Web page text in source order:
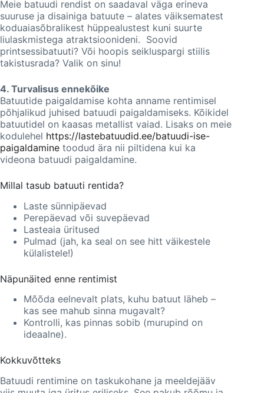
Meie batuudi rendist on saadaval väga erineva
suuruse ja disainiga batuute – alates väiksematest
koduaiasõbralikest hüppealustest kuni suurte
liulaskmistega atraktsioonideni. Soovid
printsessibatuuti? Või hoopis seikluspargi stiilis
takistusrada? Valik on sinu!
4. Turvalisus ennekõike
Batuutide paigaldamise kohta anname rentimisel
põhjalikud juhised batuudi paigaldamiseks. Kõikidel
batuutidel on kaasas metallist vaiad. Lisaks on meie
kodulehel https://lastebatuudid.ee/batuudi-ise-
paigaldamine toodud ära nii piltidena kui ka
videona batuudi paigaldamine.
Millal tasub batuuti rentida?
Laste sünnipäevad
Perepäevad või suvepäevad
Lasteaia üritused
Pulmad (jah, ka seal on see hitt väikestele
külalistele!)
Näpunäited enne rentimist
Mõõda eelnevalt plats, kuhu batuut läheb –
kas see mahub sinna mugavalt?
Kontrolli, kas pinnas sobib (murupind on
ideaalne).
Kokkuvõtteks
Batuudi rentimine on taskukohane ja meeldejääv